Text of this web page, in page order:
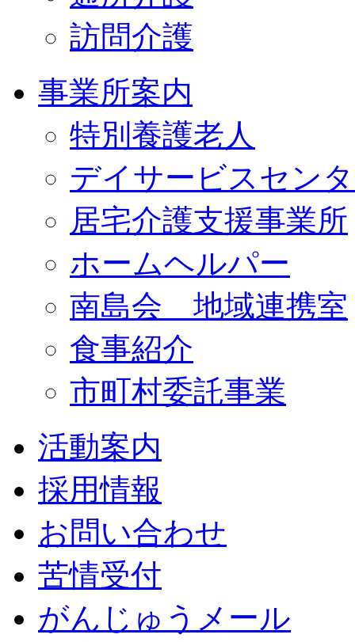
訪問介護
事業所案内
特別養護老人
デイサービスセン
居宅介護支援事業所
ホームヘルパー
南島会 地域連携室
食事紹介
市町村委託事業
活動案内
採用情報
お問い合わせ
苦情受付
がんじゅうメール